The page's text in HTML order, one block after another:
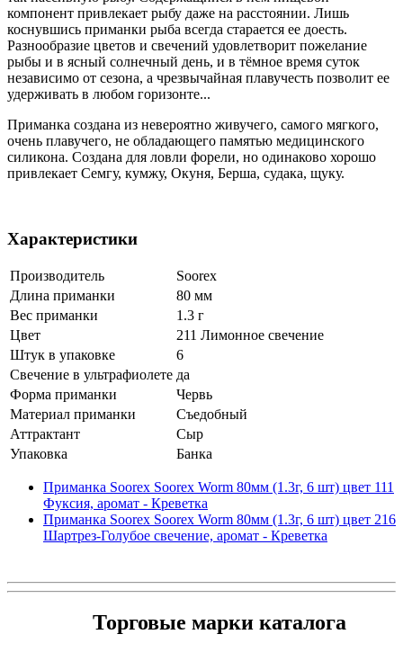
компонент привлекает рыбу даже на расстоянии. Лишь
коснувшись приманки рыба всегда старается ее доесть.
Разнообразие цветов и свечений удовлетворит пожелание
рыбы и в ясный солнечный день, и в тёмное время суток
независимо от сезона, а чрезвычайная плавучесть позволит ее
удерживать в любом горизонте...
Приманка создана из невероятно живучего, самого мягкого,
очень плавучего, не обладающего памятью медицинского
силикона. Создана для ловли форели, но одинаково хорошо
привлекает Семгу, кумжу, Окуня, Берша, судака, щуку.
Характеристики
Производитель
Soorex
Длина приманки
80 мм
Вес приманки
1.3 г
Цвет
211 Лимонное свечение
Штук в упаковке
6
Свечение в ультрафиолете да
Форма приманки
Червь
Материал приманки
Съедобный
Аттрактант
Сыр
Упаковка
Банка
Приманка Soorex Soorex Worm 80мм (1.3г, 6 шт) цвет 111
Фуксия, аромат - Креветка
Приманка Soorex Soorex Worm 80мм (1.3г, 6 шт) цвет 216
Шартрез-Голубое свечение, аромат - Креветка
Торговые марки каталога